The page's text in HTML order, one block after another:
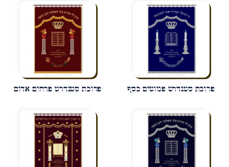
פרוכת סטנדרט פמוטים כסף פרוכת סטנדרט פרחים אדום